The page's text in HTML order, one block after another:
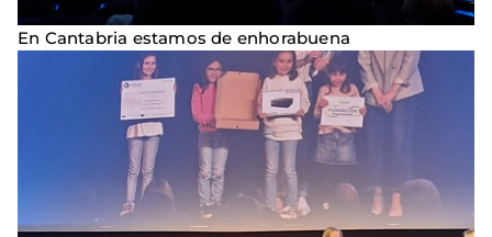
En Cantabria estamos de enhorabuena